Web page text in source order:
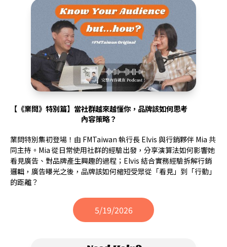
【《業問》特別篇】當社群越來越懂你，品牌該如何思考
內容策略？
業問特別集初登場！由 FMTaiwan 執行長 Elvis 與行銷夥伴 Mia 共
同主持。Mia 從日常使用社群的經驗出發，分享演算法如何影響她
看見廣告、對品牌產生興趣的過程；Elvis 結合實務經驗拆解行銷
邏輯，廣告曝光之後，品牌該如何縮短受眾從「看見」到「行動」
的距離？
5/19/2026